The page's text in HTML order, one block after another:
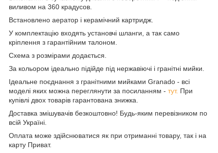
виливом на 360 крадусов.
Встановлено аератор і керамічний картридж.
У комплектацію входять установчі шланги, а так само
кріплення з гарантійним талоном.
Схема з розмірами додається.
За кольором ідеально підійде під нержавіючі і гранітні мийки.
Ідеальне поєднання з гранітними мийками Granado - всі
моделі яких можна переглянути за посиланням - тут. При
купівлі двох товарів гарантована знижка.
Доставка змішувачів безкоштовно! Будь-яким перевізником по
всій Україні.
Оплата може здійснюватися як при отриманні товару, так і на
карту Приват.